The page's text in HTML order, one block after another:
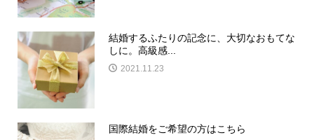
結婚するふたりの記念に、大切なおもてな
しに。高級感...
2021.11.23
国際結婚をご希望の方はこちら